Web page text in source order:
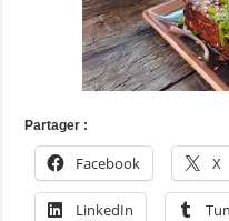
Partager :
Facebook X
LinkedIn